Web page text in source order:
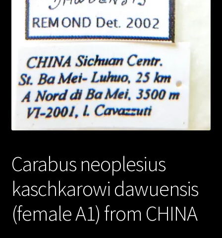
Carabus neoplesius
kaschkarowi dawuensis
(female A1) from CHINA